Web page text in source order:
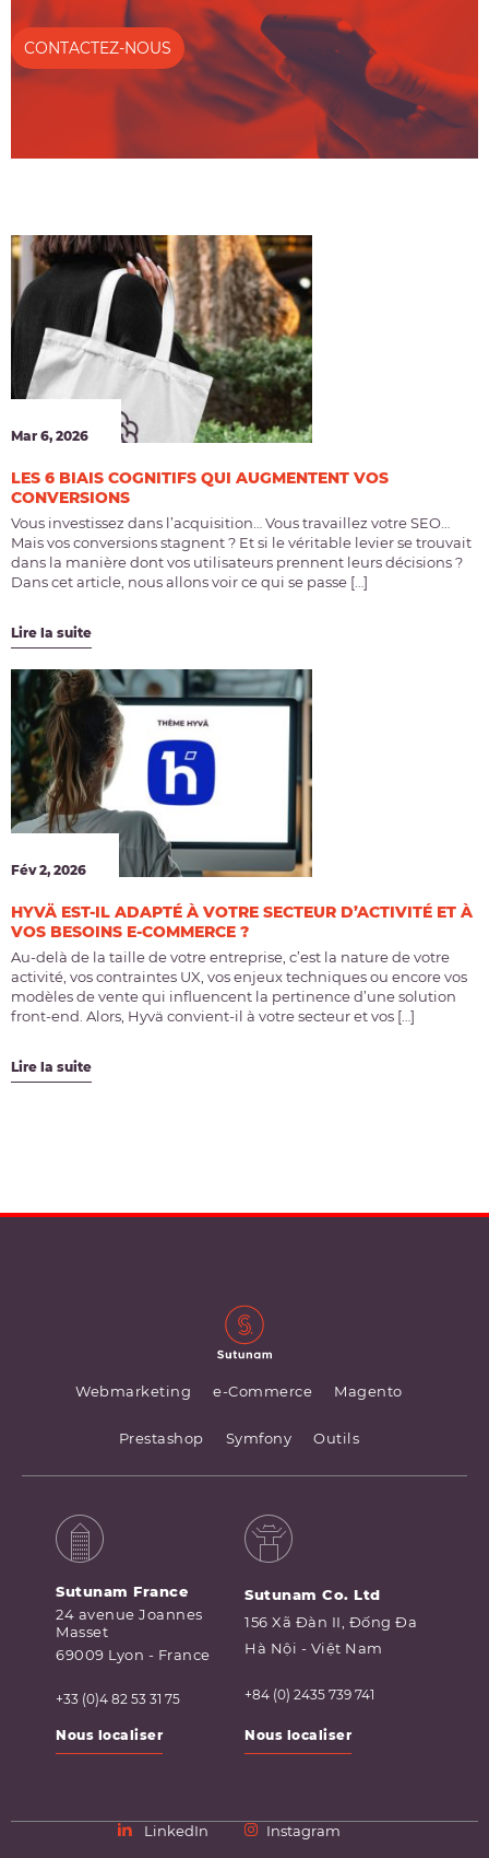
CONTACTEZ-NOUS
Mar 6, 2026
LES 6 BIAIS COGNITIFS QUI AUGMENTENT VOS
CONVERSIONS
Vous investissez dans l’acquisition… Vous travaillez votre SEO…
Mais vos conversions stagnent ? Et si le véritable levier se trouvait
dans la manière dont vos utilisateurs prennent leurs décisions ?
Dans cet article, nous allons voir ce qui se passe […]
Lire la suite
Fév 2, 2026
HYVÄ EST-IL ADAPTÉ À VOTRE SECTEUR D’ACTIVITÉ ET À
VOS BESOINS E-COMMERCE ?
Au-delà de la taille de votre entreprise, c’est la nature de votre
activité, vos contraintes UX, vos enjeux techniques ou encore vos
modèles de vente qui influencent la pertinence d’une solution
front-end. Alors, Hyvä convient-il à votre secteur et vos […]
Lire la suite
Webmarketing e-Commerce Magento
Prestashop Symfony Outils
Sutunam France
24 avenue Joannes
Masset
69009 Lyon - France
+33 (0)4 82 53 31 75
Nous localiser
Sutunam Co. Ltd
156 Xã Đàn II, Đống Đa
Hà Nội - Việt Nam
+84 (0) 2435 739 741
Nous localiser
LinkedIn Instagram